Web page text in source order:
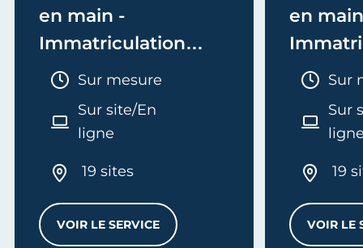
en main -
Immatriculation
(EI/Micro-entreprise
Durée :
Sur mesure
Sur site/En
ligne
19 sites
VOIR LE SERVICEMES FORMALITÉS CLÉ EN MAIN -
en
Sur
Sur
19
VOIR LE